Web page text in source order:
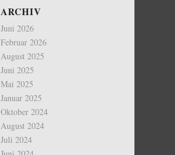
ARCHIV
Juni 2026
Februar 2026
August 2025
Juni 2025
Mai 2025
Januar 2025
Oktober 2024
August 2024
Juli 2024